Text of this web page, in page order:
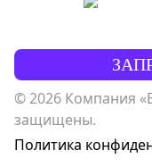
© 2026 Компания
защищены.
Политика